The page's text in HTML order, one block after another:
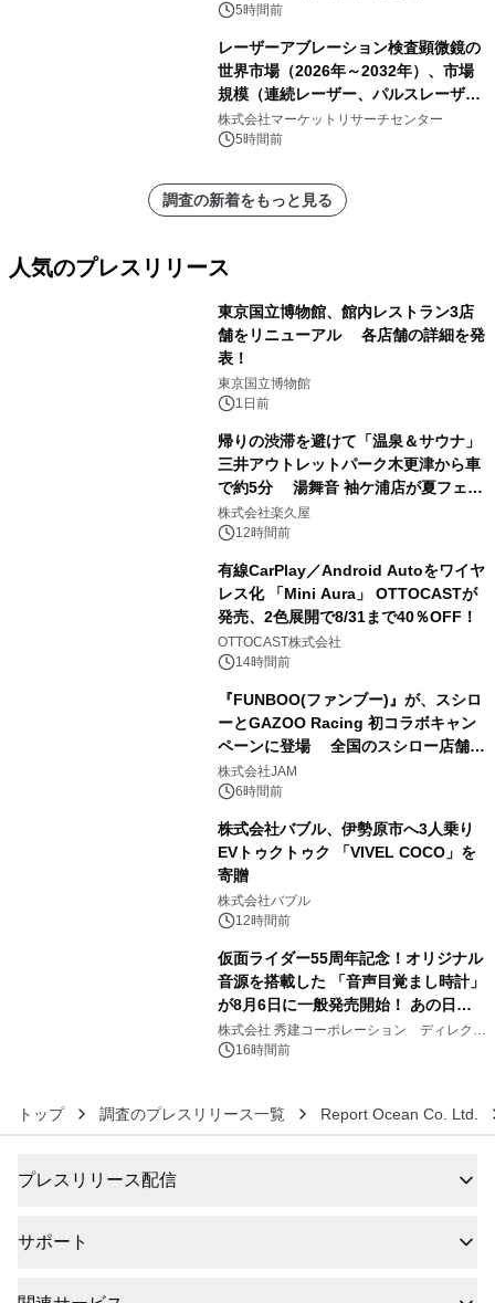
5時間前
レーザーアブレーション検査顕微鏡の
世界市場（2026年～2032年）、市場
規模（連続レーザー、パルスレーザ
ー）・分析レポートを発表
株式会社マーケットリサーチセンター
5時間前
調査の新着をもっと見る
人気のプレスリリース
東京国立博物館、館内レストラン3店
舗をリニューアル 各店舗の詳細を発
表！
東京国立博物館
1日前
帰りの渋滞を避けて「温泉＆サウナ」
三井アウトレットパーク木更津から車
で約5分 湯舞音 袖ケ浦店が夏フェア
メニューを提供
株式会社楽久屋
12時間前
有線CarPlay／Android Autoをワイヤ
レス化 「Mini Aura」 OTTOCASTが
発売、2色展開で8/31まで40％OFF！
OTTOCAST株式会社
14時間前
『FUNBOO(ファンブー)』が、スシロ
ーとGAZOO Racing 初コラボキャン
ペーンに登場 全国のスシロー店舗で
GR 4車種の FUNBOO(ミニカー)付き
メニューが展開されます
株式会社JAM
6時間前
株式会社バブル、伊勢原市へ3人乗り
EVトゥクトゥク 「VIVEL COCO」を
寄贈
株式会社バブル
12時間前
仮面ライダー55周年記念！オリジナル
音源を搭載した 「音声目覚まし時計」
が8月6日に一般発売開始！ あの日の
大興奮が今甦る
株式会社 秀建コーポレーション ディレクト
アートギャラリー
16時間前
トップ 調査のプレスリリース一覧 Report Ocean Co. Ltd.
プレスリリース配信
サポート